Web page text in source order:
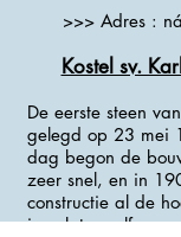
>>> Adres :
Kostel sv.
De eerste steen
gelegd op 23 mei
dag begon de
zeer snel, en in
constructie al de
jaar later zelfs een